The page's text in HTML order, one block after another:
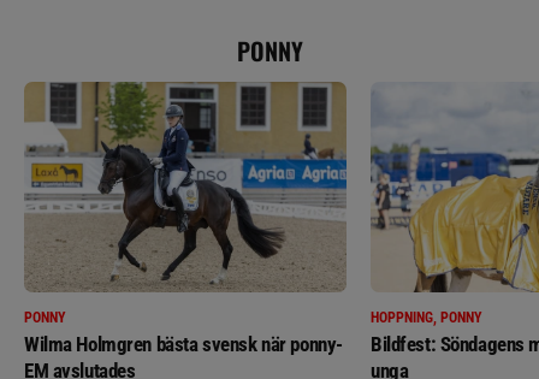
PONNY
PONNY
Wilma Holmgren bästa svensk när ponny-
EM avslutades
HOPPNING, PONNY
Bildfest: Söndagens
unga